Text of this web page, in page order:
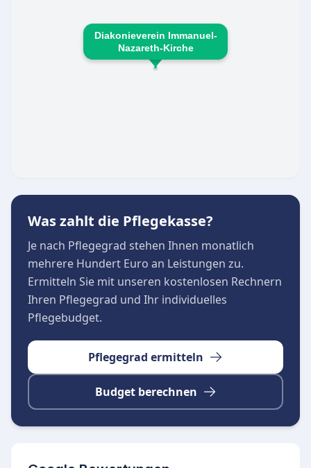
Pflegestandards und umfassen Grund- und
Behandlungspflege sowie Betreuungs- und
Entlastungsangebote nach §45b SGB XI. Der
ethische Handeln auf dem christlichen
Menschenbild und dem diakonischen Auftrag.
Der Diakonieverein fördert darüber hinaus
ehrenamtliche Nachbarschaftshilfe und soziale
Unterstützung in der Gemeinde.
Diakonieverein Immanuel-
Nazareth-Kirche
Was zahlt die Pflegekasse?
Je nach Pflegegrad stehen Ihnen monatlich
mehrere Hundert Euro an Leistungen zu.
Ermitteln Sie mit unseren kostenlosen Rechnern
Ihren Pflegegrad und Ihr individuelles
Pflegebudget.
Pflegegrad ermitteln
Budget berechnen